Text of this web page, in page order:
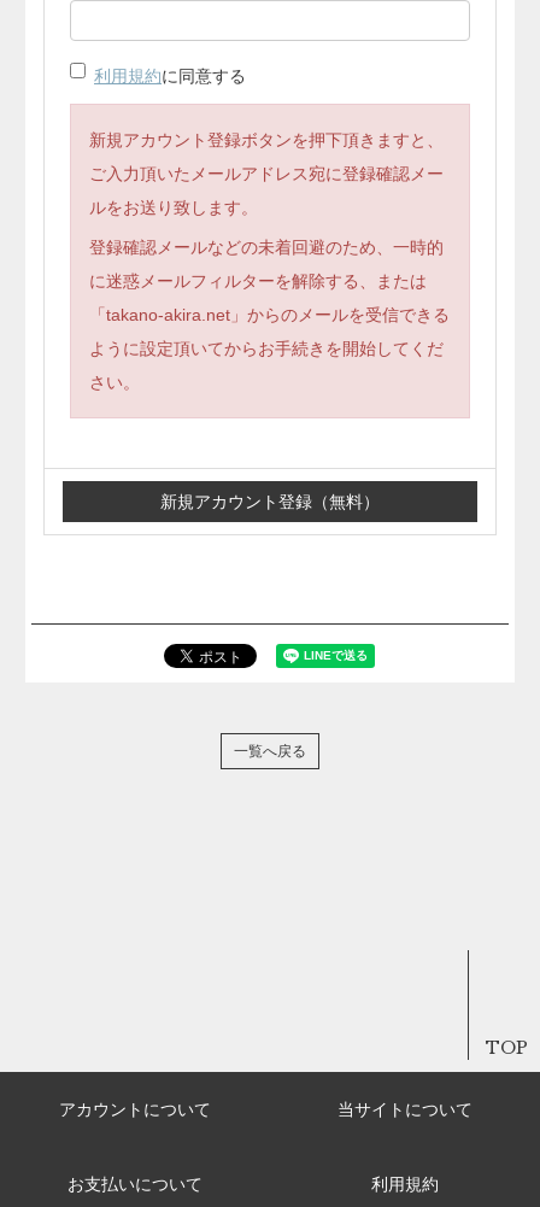
利用規約に同意する
新規アカウント登録ボタンを押下頂きますと、
ご入力頂いたメールアドレス宛に登録確認メー
ルをお送り致します。
登録確認メールなどの未着回避のため、一時的
に迷惑メールフィルターを解除する、または
「takano-akira.net」からのメールを受信できる
ように設定頂いてからお手続きを開始してくだ
さい。
一覧へ戻る
TOP
アカウントについて 当サイトについて
お支払いについて 利用規約